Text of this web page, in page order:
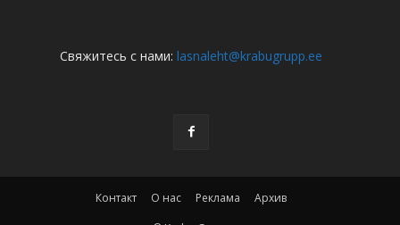
Свяжитесь с нами: lasnaleht@krabugrupp.ee
Контакт О нас Реклама
Архив